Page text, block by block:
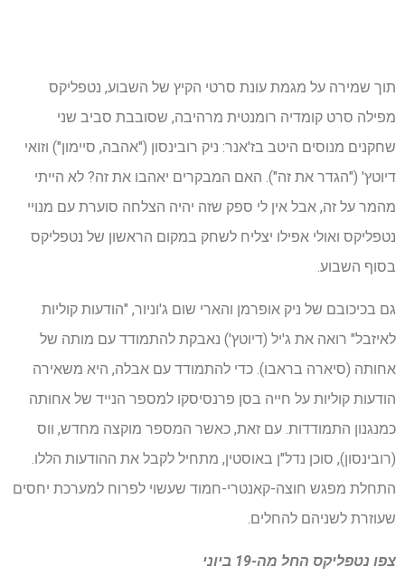
תוך שמירה על מגמת עונת סרטי הקיץ של השבוע, נטפליקס
מפילה סרט קומדיה רומנטית מרהיבה, שסובבת סביב שני
שחקנים מנוסים היטב בז'אנר: ניק רובינסון ("אהבה, סיימון") וזואי
דיוטץ' ("הגדר את זה"). האם המבקרים יאהבו את זה? לא הייתי
מהמר על זה, אבל אין לי ספק שזה יהיה הצלחה סוערת עם מנויי
נטפליקס ואולי אפילו יצליח לשחק במקום הראשון של נטפליקס
בסוף השבוע.
גם בכיכובם של ניק אופרמן והארי שום ג'וניור, "הודעות קוליות
לאיזבל" רואה את ג'יל (דיוטץ') נאבקת להתמודד עם מותה של
אחותה (סיארה בראבו). כדי להתמודד עם אבלה, היא משאירה
הודעות קוליות על חייה בסן פרנסיסקו למספר הנייד של אחותה
כמנגנון התמודדות. עם זאת, כאשר המספר מוקצה מחדש, ווס
(רובינסון), סוכן נדל"ן באוסטין, מתחיל לקבל את ההודעות הללו.
התחלת מפגש חוצה-קאנטרי-חמוד שעשוי לפרוח למערכת יחסים
שעוזרת לשניהם להחלים.
צפו נטפליקס החל מה-19 ביוני